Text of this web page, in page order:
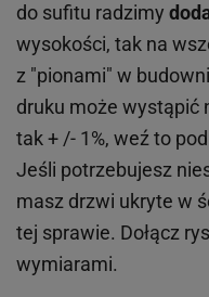
do sufitu radzimy
wysokości, tak na
z "pionami" w
druku może wystąpić
tak + /- 1%, weź to
Jeśli potrzebujesz
masz drzwi ukryte w
tej sprawie. Dołącz
wymiarami.